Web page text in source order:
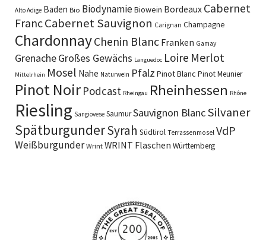
Alto Adige Baden Bio BiodynamieBiowein Bordeaux Cabernet
FrancCabernet Sauvignon Carignan Champagne
ChardonnayChenin Blanc Franken Gamay
GrenacheGroßes Gewächs Languedoc Loire Merlot
Mittelrhein Mosel Nahe Naturwein Pfalz Pinot Blanc Pinot Meunier
Pinot Noir Podcast Rheingau Rheinhessen Rhône
Riesling Sangiovese SaumurSauvignon BlancSilvaner
SpätburgunderSyrah Südtirol Terrassenmosel VdP
Weißburgunder Wrint WRINT Flaschen Württemberg